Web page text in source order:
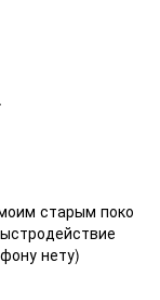
старым поко
нету)